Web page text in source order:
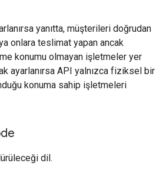
yanıtta, müşterileri doğrudan
onlara teslimat yapan ancak
konumu olmayan işletmeler yer
ayarlanırsa API yalnızca fiziksel bir
konuma sahip işletmeleri
dil.